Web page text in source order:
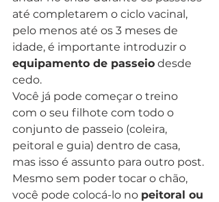
até completarem o ciclo vacinal,
pelo menos até os 3 meses de
idade, é importante introduzir o
equipamento de passeio desde
cedo.
Você já pode começar o treino
com o seu filhote com todo o
conjunto de passeio (coleira,
peitoral e guia) dentro de casa,
mas isso é assunto para outro post.
Mesmo sem poder tocar o chão,
você pode colocá-lo no peitoral ou